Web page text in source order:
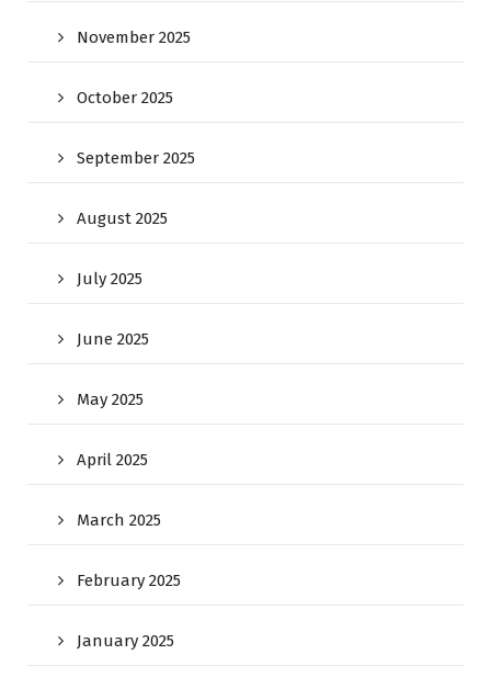
November 2025
October 2025
September 2025
August 2025
July 2025
June 2025
May 2025
April 2025
March 2025
February 2025
January 2025